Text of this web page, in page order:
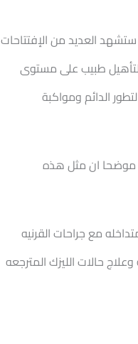
العديد من الإفتتاحات
لتأهيل طبيب على مستوى
الدائم ومواكبة
، موضحا ان مثل هذه
مع جراحات القرنيه
حالات الليزك المترجعه